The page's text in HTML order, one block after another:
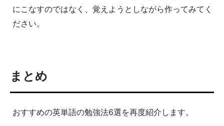
にこなすのではなく、覚えようとしながら作ってみてく
ださい。
まとめ
おすすめの英単語の勉強法6選を再度紹介します。